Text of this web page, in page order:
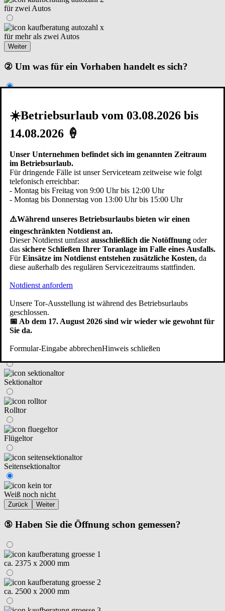
für zwei Autos
für mehr als zwei Autos
Weiter
② Um was für ein Vorhaben handelt es sich?
Neubau – Garage steht schon
Neubau – in der Planungsphase
Zurück Weiter
③ Die Garage ist...
im Haus integriert
neben dem Haus angebaut/freistehend
eine Fertiggarage
④ An welchen Tortyp haben Sie gedacht?
Schwingtor (Kipptor)
Sektionaltor
Rolltor
Flügeltor
Seitensektionaltor
Weiß noch nicht
Zurück Weiter
⑤ Haben Sie die Öffnung schon gemessen?
ca. 2375 x 2000 mm
ca. 2500 x 2000 mm
☀️Betriebsurlaub vom 03.08.2026 bis
14.08.2026 🍦
Unser Unternehmen befindet sich im genannten Zeitraum
im Betriebsurlaub.
Für dringende Fälle ist unser Serviceteam zeitweise wie folgt
telefonisch erreichbar:
- Montag bis Freitag von 9:00 Uhr bis 12:00 Uhr
- Montag bis Donnerstag von 13:00 Uhr bis 15:00 Uhr
⚠️Während unseres Betriebsurlaubs bieten wir einen
eingeschränkten Notdienst an.
Dieser Notdienst umfasstausschließlich die Notöffnung oder
das sichere Schließen Ihrer Toranlage im Falle eines Ausfalls.
FürEinsätze im Notdienst entstehen zusätzliche Kosten, da
diese außerhalb des regulären Servicezeitraums stattfinden.
Notdienst anfordern
Unsere Tor-Ausstellung ist während des Betriebsurlaubs
geschlossen.
📅 Ab dem 17. August 2026 sind wir wieder wie gewohnt für
Sie da.
Formular-Eingabe abbrechenHinweis schließen